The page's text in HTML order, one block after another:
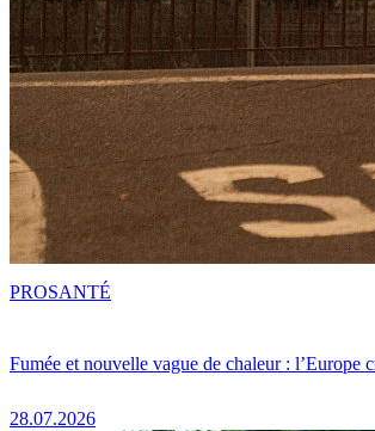
Fumée et nouvelle vague de chaleur : l’Europe
28.07.2026
PROSANTÉ